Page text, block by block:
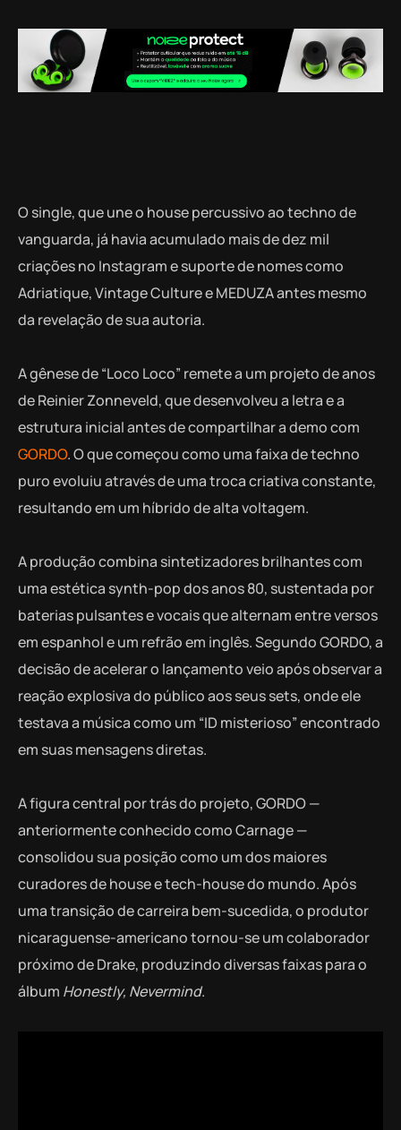
O single, que une o house percussivo ao techno de
vanguarda, já havia acumulado mais de dez mil
criações no Instagram e suporte de nomes como
Adriatique, Vintage Culture e MEDUZA antes mesmo
da revelação de sua autoria.
A gênese de “Loco Loco” remete a um projeto de anos
de Reinier Zonneveld, que desenvolveu a letra e a
estrutura inicial antes de compartilhar a demo com
GORDO. O que começou como uma faixa de techno
puro evoluiu através de uma troca criativa constante,
resultando em um híbrido de alta voltagem.
A produção combina sintetizadores brilhantes com
uma estética synth-pop dos anos 80, sustentada por
baterias pulsantes e vocais que alternam entre versos
em espanhol e um refrão em inglês. Segundo GORDO, a
decisão de acelerar o lançamento veio após observar a
reação explosiva do público aos seus sets, onde ele
testava a música como um “ID misterioso” encontrado
em suas mensagens diretas.
A figura central por trás do projeto, GORDO —
anteriormente conhecido como Carnage —
consolidou sua posição como um dos maiores
curadores de house e tech-house do mundo. Após
uma transição de carreira bem-sucedida, o produtor
nicaraguense-americano tornou-se um colaborador
próximo de Drake, produzindo diversas faixas para o
álbum Honestly, Nevermind.